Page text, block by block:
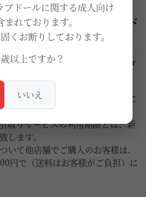
ー不問、不要になったド
たします。】
償引き取りサービス」二つのパタ
。
いて、当店でご購入された場合に
で、送料のみご負担頂ければ無
取りサービスの利用期限とは、新
します。
て他店舗でご購入のお客様は、
円で（送料はお客様がご負担）に
ブドールに関する成人向け
れております。
くお断りしております。
以上ですか？
いいえ